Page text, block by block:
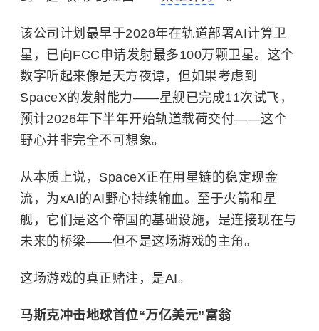
该公司计划最早于2028年在轨道部署AI计算卫
星，已向FCC申请发射最多100万颗卫星。这个
数字听起来像是天方夜谭，但如果考虑到
SpaceX的发射能力——星舰已完成11次试飞，
预计2026年下半年开始轨道载荷交付——这个
野心并非完全不可想象。
从本质上说，SpaceX正在用星链的稳定现金
流，为xAI的AI野心持续输血。至于火箭和星
舰，它们是这个帝国的基础设施，是连接现在与
未来的桥梁——但不是这场游戏的主角。
这场游戏的真正赌注，是AI。
马斯克冲击地球首位“万亿美元”富翁